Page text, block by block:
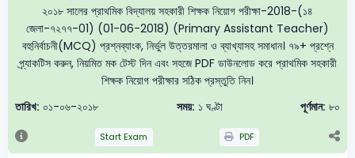
২০১৮ সালের প্রাথমিক বিদ্যালয় সহকারী শিক্ষক নিয়োগ পরীক্ষা-2018-(১৪
জেলা-৭২৭৭-01) (01-06-2018) (Primary Assistant Teacher)
বহুনির্বাচনী(MCQ) প্রশ্নব্যাংক, নির্ভুল উত্তরমালা ও ব্যাখ্যাসহ সমাধান। ৭৯+ প্রশ্নে
প্র্যাকটিস করুন, নিয়মিত মক টেস্ট দিন এবং সহজে PDF ডাউনলোড করে প্রাথমিক সহকারী
শিক্ষক নিয়োগ পরীক্ষার সঠিক প্রস্তুতি নিন।
তারিখ: ০১-০৬-২০১৮ সময়: ১ ঘণ্টা পূর্ণমান: ৮০
Start Exam PDF